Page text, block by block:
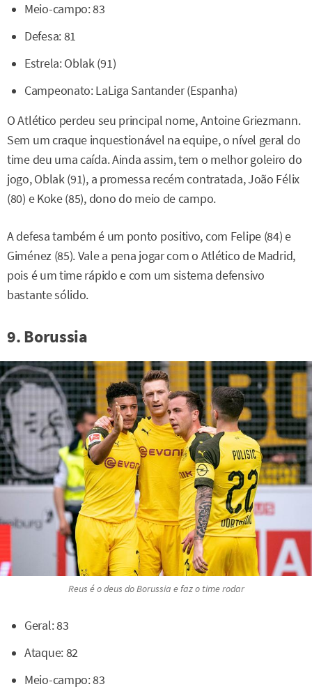
Meio-campo: 83
Defesa: 81
Estrela: Oblak (91)
Campeonato: LaLiga Santander (Espanha)
O Atlético perdeu seu principal nome, Antoine Griezmann.
Sem um craque inquestionável na equipe, o nível geral do
time deu uma caída. Ainda assim, tem o melhor goleiro do
jogo, Oblak (91), a promessa recém contratada, João Félix
(80) e Koke (85), dono do meio de campo.
A defesa também é um ponto positivo, com Felipe (84) e
Giménez (85). Vale a pena jogar com o Atlético de Madrid,
pois é um time rápido e com um sistema defensivo
bastante sólido.
9. Borussia
Reus é o deus do Borussia e faz o time rodar
Geral: 83
Ataque: 82
Meio-campo: 83